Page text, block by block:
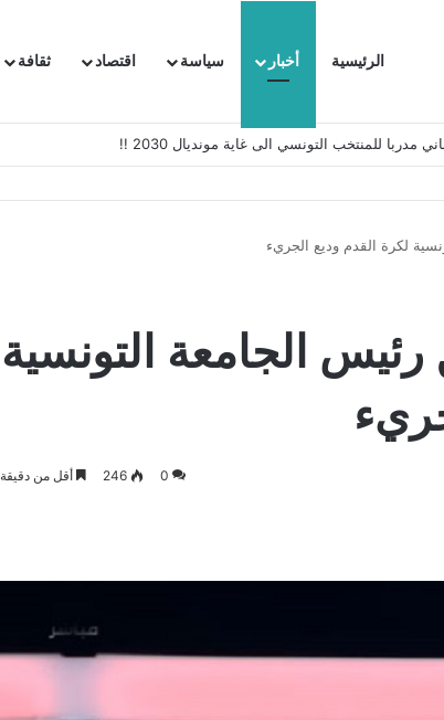
الرئيسية أخبار سياسة اقتصاد ثقافة
السفيرة الفرنسية بتونس وتبلغها احتجاجا شديد اللهجة !!
لكرة القدم وديع الجريء
الجامعة التونسية
0
246 أقل من دقيقة